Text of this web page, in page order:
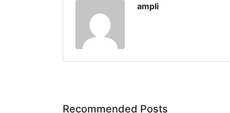
ampli
Recommended Posts